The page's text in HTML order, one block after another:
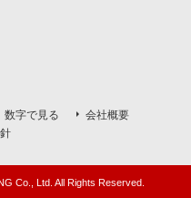
数字で見る
会社概要
Co., Ltd. All Rights Reserved.